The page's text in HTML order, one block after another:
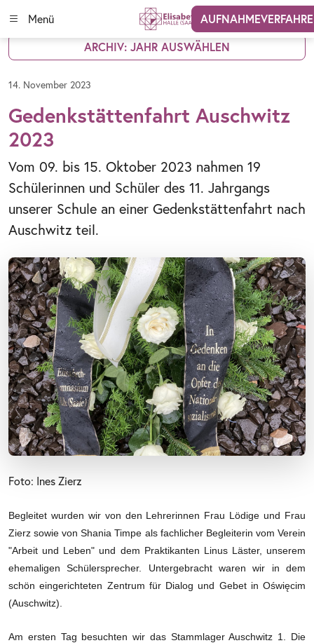
Menü
14. November 2023
Gedenkstättenfahrt Auschwitz
2023
Vom 09. bis 15. Oktober 2023 nahmen 19
Schülerinnen und Schüler des 11. Jahrgangs
unserer Schule an einer Gedenkstättenfahrt nach
Auschwitz teil.
Foto: Ines Zierz
Begleitet wurden wir von den Lehrerinnen Frau Lödige und Frau
Zierz sowie von Shania Timpe als fachlicher Begleiterin vom Verein
"Arbeit und Leben" und dem Praktikanten Linus Läster, unserem
ehemaligen Schülersprecher. Untergebracht waren wir in dem
schön eingerichteten Zentrum für Dialog und Gebet in Oświęcim
(Auschwitz).
Am ersten Tag besuchten wir das Stammlager Auschwitz 1. Die
ARCHIV: JAHR AUSWÄHLEN